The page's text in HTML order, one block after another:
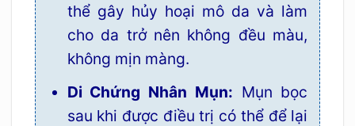
thể gây hủy hoại mô da và làm
cho da trở nên không đều màu,
không mịn màng.
Di Chứng Nhân Mụn: Mụn bọc
sau khi được điều trị có thể để lại